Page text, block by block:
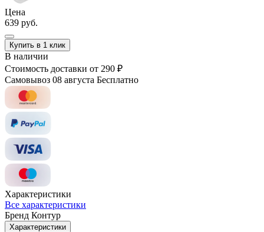
Цена
639 руб.
Купить в 1 клик
В наличии
Стоимость доставки от 290 ₽
Самовывоз 08 августа Бесплатно
Характеристики
Все характеристики
Бренд Контур
Характеристики